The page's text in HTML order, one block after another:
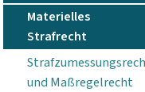
Materielles
Strafrecht
und Maßregelrecht